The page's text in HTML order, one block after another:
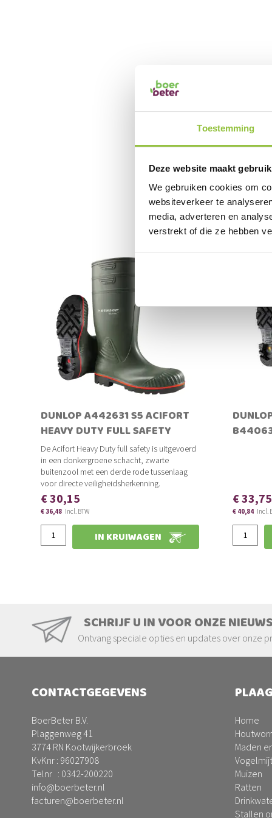
Toestemming
Deze website maakt
We gebruiken cookies om
websiteverkeer te
media, adverteren en
verstrekt of die ze hebben
DUNLOP A442631 S5 ACIFORT
HEAVY DUTY FULL SAFETY
De Acifort Heavy Duty full safety is uitgevoerd
in een donkergroene schacht, zwarte
buitenzool met een derde rode tussenlaag
voor directe veiligheidsherkenning.
Slechts
€ 36,48
€ 30,15
IN KRUIWAGEN
€ 40,84
€ 33,75
SCHRIJF U IN VOOR ONZE
Ontvang speciale opties en updates over onze
CONTACTGEGEVENS
BoerBeter B.V.
Plaggenweg 41
3774 RN Kootwijkerbroek
KvKnr : 96027908
Telnr : 0342-200220
info@boerbeter.nl
facturen@boerbeter.nl
Home
Maden
Muizen
Ratten
Stallen